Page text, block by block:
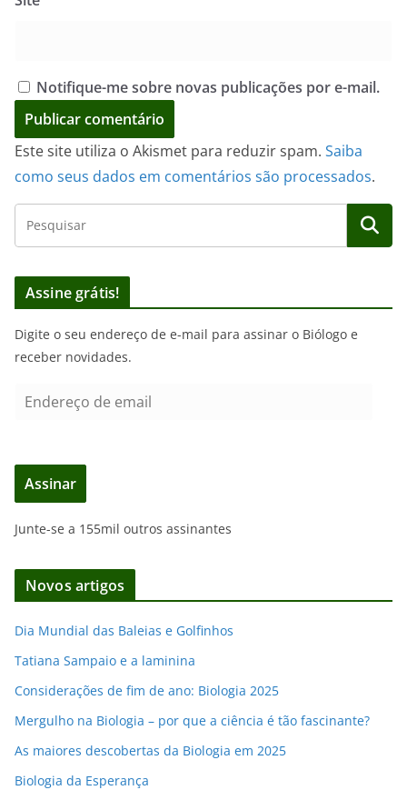
Notifique-me sobre novas publicações por e-mail.
Este site utiliza o Akismet para reduzir spam. Saiba
como seus dados em comentários são processados.
Assine grátis!
Digite o seu endereço de e-mail para assinar o Biólogo e
receber novidades.
e
e
ç
d
e
a
i
Assinar
Junte-se a 155mil outros assinantes
Novos artigos
Dia Mundial das Baleias e Golfinhos
Tatiana Sampaio e a laminina
Considerações de fim de ano: Biologia 2025
Mergulho na Biologia – por que a ciência é tão fascinante?
As maiores descobertas da Biologia em 2025
Biologia da Esperança